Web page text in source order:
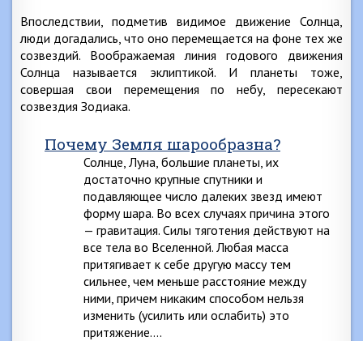
Впоследствии, подметив видимое движение Солнца,
люди догадались, что оно перемещается на фоне тех же
созвездий. Воображаемая линия годового движения
Солнца называется эклиптикой. И планеты тоже,
совершая свои перемещения по небу, пересекают
созвездия Зодиака.
Почему Земля шарообразна?
Солнце, Луна, большие планеты, их
достаточно крупные спутники и
подавляющее число далеких звезд имеют
форму шара. Во всех случаях причина этого
— гравитация. Силы тяготения действуют на
все тела во Вселенной. Любая масса
притягивает к себе другую массу тем
сильнее, чем меньше расстояние между
ними, причем никаким способом нельзя
изменить (усилить или ослабить) это
притяжение….